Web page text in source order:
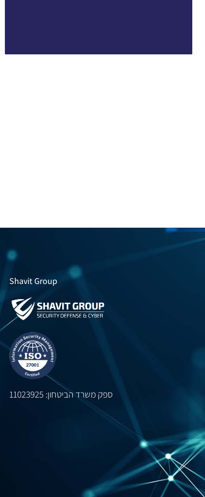
Shavit Group
ספק משרד הביטחון: 11023925